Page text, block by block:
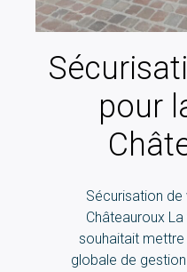
pour
Sécurisation de
Châteauroux
souhaitait
globale de